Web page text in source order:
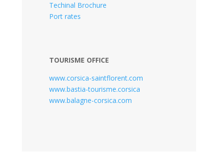
Techinal Brochure
Port rates
TOURISME OFFICE
www.corsica-saintflorent.com
www.bastia-tourisme.corsica
www.balagne-corsica.com